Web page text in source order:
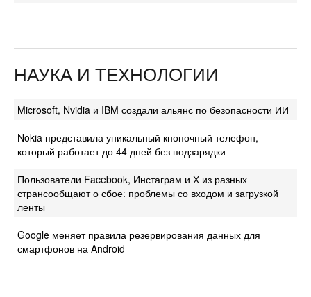
НАУКА И ТЕХНОЛОГИИ
Microsoft, Nvidia и IBM создали альянс по безопасности ИИ
Nokia представила уникальный кнопочный телефон,
который работает до 44 дней без подзарядки
Пользователи Facebook, Инстаграм и Х из разных
странсообщают о сбое: проблемы со входом и загрузкой
ленты
Google меняет правила резервирования данных для
смартфонов на Android